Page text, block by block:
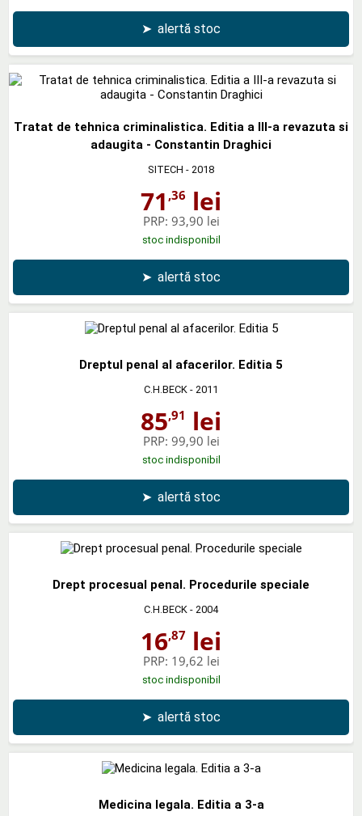
➤ alertă stoc
Tratat de tehnica criminalistica. Editia a III-a revazuta si
adaugita - Constantin Draghici
SITECH - 2018
71 ,36 lei
PRP: 93,90 lei
stoc indisponibil
➤ alertă stoc
Dreptul penal al afacerilor. Editia 5
C.H.BECK - 2011
85,91 lei
PRP: 99,90 lei
stoc indisponibil
➤ alertă stoc
Drept procesual penal. Procedurile speciale
C.H.BECK - 2004
16,87 lei
PRP: 19,62 lei
stoc indisponibil
➤ alertă stoc
Medicina legala. Editia a 3-a